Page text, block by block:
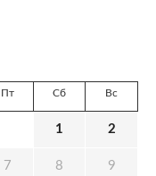
Пт Сб Вс
1 2
7 8 9